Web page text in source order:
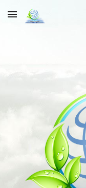
Skip to main content